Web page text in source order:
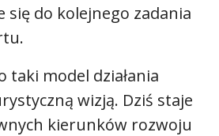
się do kolejnego zadania
taki model działania
wizją. Dziś staje
kierunków rozwoju